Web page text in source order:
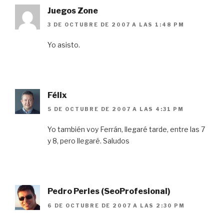
Juegos Zone
3 DE OCTUBRE DE 2007 A LAS 1:48 PM
Yo asisto.
Félix
5 DE OCTUBRE DE 2007 A LAS 4:31 PM
Yo también voy Ferrán, llegaré tarde, entre las 7
y 8, pero llegaré. Saludos
Pedro Perles (SeoProfesional)
6 DE OCTUBRE DE 2007 A LAS 2:30 PM